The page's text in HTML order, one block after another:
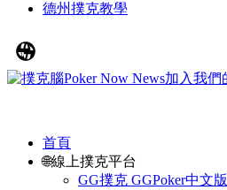
德州撲克教學
首頁
🌐線上撲克平台
GG撲克 GGPoker中文版